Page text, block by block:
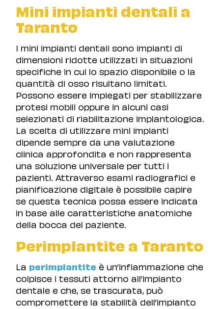
Mini impianti dentali a
Taranto
I mini impianti dentali sono impianti di
dimensioni ridotte utilizzati in situazioni
specifiche in cui lo spazio disponibile o la
quantità di osso risultano limitati.
Possono essere impiegati per stabilizzare
protesi mobili oppure in alcuni casi
selezionati di riabilitazione implantologica.
La scelta di utilizzare mini impianti
dipende sempre da una valutazione
clinica approfondita e non rappresenta
una soluzione universale per tutti i
pazienti. Attraverso esami radiografici e
pianificazione digitale è possibile capire
se questa tecnica possa essere indicata
in base alle caratteristiche anatomiche
della bocca del paziente.
Perimplantite a Taranto
La perimplantite è un’infiammazione che
colpisce i tessuti attorno all’impianto
dentale e che, se trascurata, può
compromettere la stabilità dell’impianto